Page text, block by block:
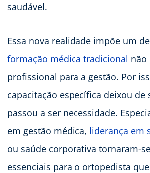
saudável.
Essa nova realidade impõe um
formação médica tradicional não
profissional para a gestão. Por
capacitação específica deixou de
passou a ser necessidade.
em gestão médica, liderança em
ou saúde corporativa tornaram-
essenciais para o ortopedista